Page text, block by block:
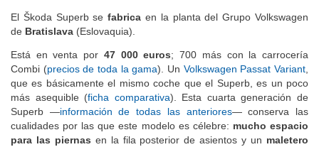
Está en venta por 47 000 euros; 700 más con la carrocería
Combi (precios de toda la gama). Un Volkswagen Passat Variant
que es básicamente el mismo coche que el Superb, es un poco
más asequible (ficha comparativa). Esta cuarta generación de
Superb —información de todas las anteriores— conserva las
cualidades por las que este modelo es célebre: mucho espacio
para las piernas en la fila posterior de asientos y un maletero
El Škoda Superb sefabrica en la planta del Grupo Volkswagen
de Bratislava (Eslovaquia).